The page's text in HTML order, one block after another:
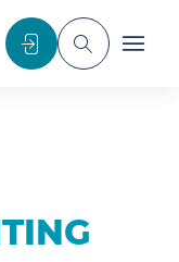
InloggenToggle